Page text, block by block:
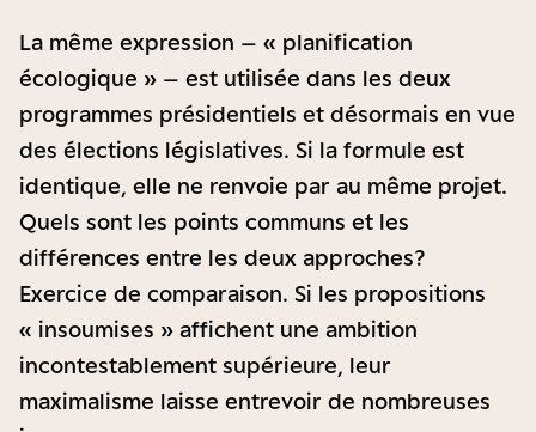
La même expression – « planification
écologique » – est utilisée dans les deux
programmes présidentiels et désormais en vue
des élections législatives. Si la formule est
identique, elle ne renvoie par au même projet.
Quels sont les points communs et les
différences entre les deux approches ?
Exercice de comparaison. Si les propositions
« insoumises » affichent une ambition
incontestablement supérieure, leur
maximalisme laisse entrevoir de nombreuses